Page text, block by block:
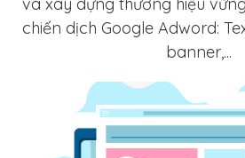
chiến dịch Google Adword:
banner,...